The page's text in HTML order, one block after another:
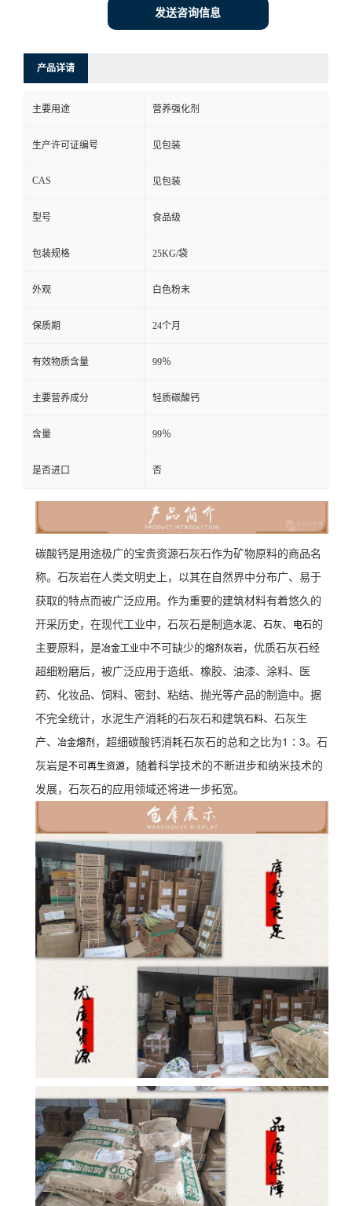
发送咨询信息
产品详请
主要用途 营养强化剂
生产许可证编号 见包装
CAS 见包装
型号 食品级
包装规格 25KG/袋
外观 白色粉末
保质期 24个月
有效物质含量 99％
主要营养成分 轻质碳酸钙
含量 99％
是否进口 否
碳酸钙是用途极广的宝贵资源石灰石作为矿物原料的商品名
称。石灰岩在人类文明史上，以其在自然界中分布广、易于
获取的特点而被广泛应用。作为重要的建筑材料有着悠久的
开采历史，在现代工业中，石灰石是制造水泥、 石灰、 电石的
主要原料，是冶金工业中不可缺少的熔剂灰岩，优质石灰石经
超细粉磨后，被广泛应用于造纸、橡胶、油漆、涂料、医
药、化妆品、饲料、密封、粘结、抛光等产品的制造中。据
不完全统计，水泥生产消耗的石灰石和建筑石料、石灰生
产、
冶金熔剂 ，超细碳酸钙消耗石灰石的总和之比为1∶3。石
灰岩是不可再生资源，随着科学技术的不断进步和纳米技术的
发展，石灰石的应用领域还将进一步拓宽。